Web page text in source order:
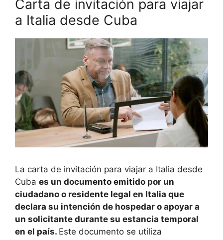
Carta de invitación para viajar
a Italia desde Cuba
La carta de invitación para viajar a Italia desde
Cuba es un documento emitido por un
ciudadano o residente legal en Italia que
declara su intención de hospedar o apoyar a
un solicitante durante su estancia temporal
en el país. Este documento se utiliza